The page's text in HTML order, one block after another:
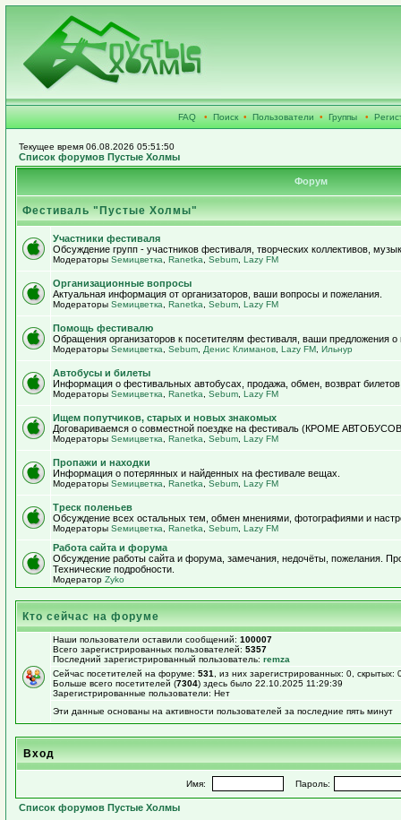
FAQ • Поиск • Пользователи • Группы •
Текущее время 06.08.2026 05:51:50
Список форумов Пустые Холмы
Форум
Фестиваль "Пустые Холмы"
Участники фестиваля
Обсуждение групп - участников фестиваля, творческих коллективов,
Модераторы Sемицветка Ranetka Sebum Lazy FM
Организационные вопросы
Актуальная информация от организаторов, ваши вопросы и пожелания.
Модераторы Sемицветка Ranetka Sebum Lazy FM
Помощь фестивалю
Обращения организаторов к посетителям фестиваля, ваши предложения
Модераторы Sемицветка Sebum Денис Климанов Lazy FM Ильнур
Автобусы и билеты
Информация о фестивальных автобусах, продажа, обмен, возврат
Модераторы Sемицветка Ranetka Sebum Lazy FM
Ищем попутчиков, старых и новых знакомых
Договариваемся о совместной поездке на фестиваль (КРОМЕ
Модераторы Sемицветка Ranetka Sebum Lazy FM
Пропажи и находки
Информация о потерянных и найденных на фестивале вещах.
Модераторы Sемицветка Ranetka Sebum Lazy FM
Треск поленьев
Обсуждение всех остальных тем, обмен мнениями, фотографиями и
Модераторы Sемицветка Ranetka Sebum Lazy FM
Работа сайта и форума
Обсуждение работы сайта и форума, замечания, недочёты, пожелания.
Технические подробности.
Модератор Zyko
Кто сейчас на форуме
Наши пользователи оставили сообщений: 100007
Всего зарегистрированных пользователей: 5357
Последний зарегистрированный пользователь: remza
Сейчас посетителей на форуме: 531
, из них зарегистрированных: 0,
Больше всего посетителей (7304) здесь было 22.10.2025 11:29:39
Зарегистрированные пользователи: Нет
Эти данные основаны на активности пользователей за последние пять минут
Вход
Имя: Пароль:
Список форумов Пустые Холмы